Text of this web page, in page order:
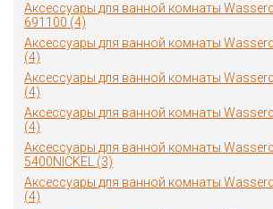
Аксессуары для ванной комнаты
691100 (4)
Аксессуары для ванной комнаты
(4)
Аксессуары для ванной комнаты
(4)
Аксессуары для ванной комнаты
(4)
Аксессуары для ванной комнаты
5400NICKEL (3)
Аксессуары для ванной комнаты
(4)